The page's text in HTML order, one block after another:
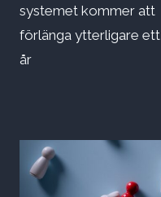
systemet kommer att
förlänga ytterligare ett
år